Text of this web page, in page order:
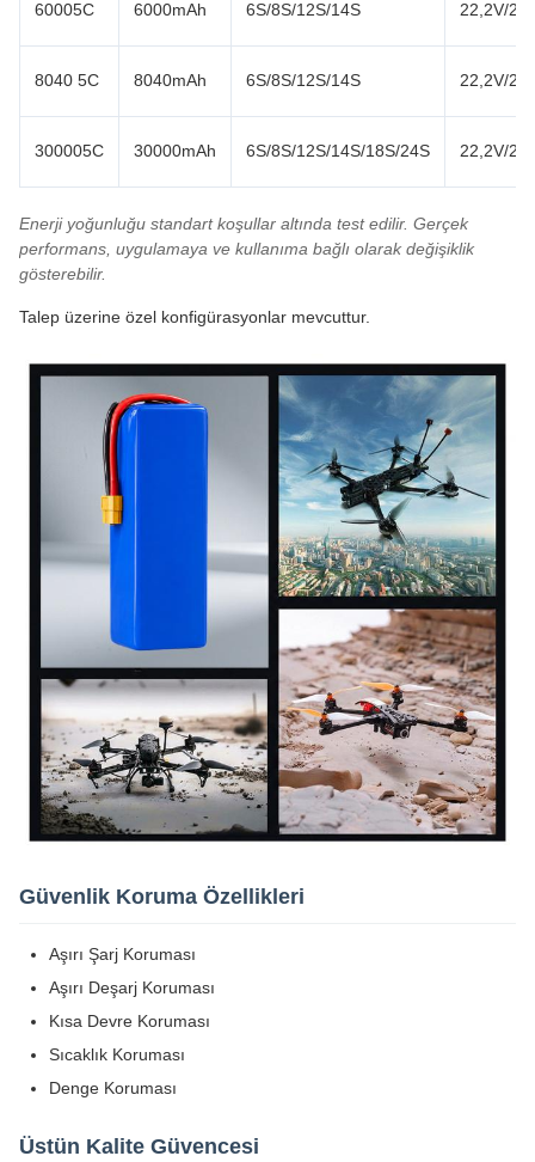
60005C 6000mAh 6S/8S/12S/14S 22,2V/
8040 5C 8040mAh 6S/8S/12S/14S 22,2V/
300005C 30000mAh 6S/8S/12S/14S/18S/24S 22,2V/
Enerji yoğunluğu standart koşullar altında test edilir. Gerçek
performans, uygulamaya ve kullanıma bağlı olarak değişiklik
gösterebilir.
Talep üzerine özel konfigürasyonlar mevcuttur.
Güvenlik Koruma Özellikleri
Aşırı Şarj Koruması
Aşırı Deşarj Koruması
Kısa Devre Koruması
Sıcaklık Koruması
Denge Koruması
Üstün Kalite Güvencesi